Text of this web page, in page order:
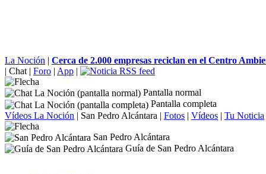
La Noción | Cerca de 2.000 empresas reciclan en el Centro
| Chat | Foro | App |
Pantalla normal
Pantalla completa
Vídeos La Noción | San Pedro Alcántara | Fotos | Vídeos | Tu Noticia
San Pedro Alcántara
Guía de San Pedro Alcántara